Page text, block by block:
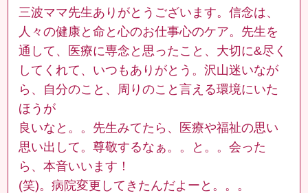
三波ママ先生ありがとうございます。信念は、
人々の健康と命と心のお仕事心のケア。先生を
通して、医療に専念と思ったこと、大切に&尽く
してくれて、いつもありがとう。沢山迷いなが
ら、自分のこと、周りのこと言える環境にいた
ほうが
良いなと。。先生みてたら、医療や福祉の思い
思い出して。尊敬するなぁ。。と。。会った
ら、本音いいます！
(笑)。病院変更してきたんだよーと。。。